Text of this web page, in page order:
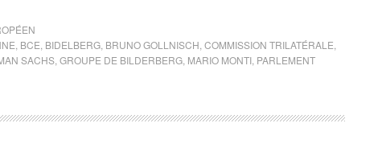
BCE BIDELBERG BRUNO GOLLNISCH COMMISSION TRILATÉRALE
SACHS GROUPE DE BILDERBERG MARIO MONTI PARLEMENT